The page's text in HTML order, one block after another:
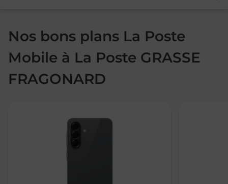
Nos bons plans La Poste
Mobile à La Poste GRASSE
FRAGONARD